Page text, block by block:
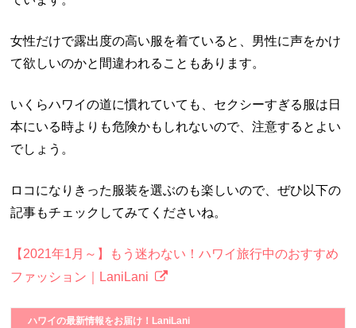
女性だけで露出度の高い服を着ていると、男性に声をかけ
て欲しいのかと間違われることもあります。
いくらハワイの道に慣れていても、セクシーすぎる服は日
本にいる時よりも危険かもしれないので、注意するとよい
でしょう。
ロコになりきった服装を選ぶのも楽しいので、ぜひ以下の
記事もチェックしてみてくださいね。
【2021年1月～】もう迷わない！ハワイ旅行中のおすすめ
ファッション｜LaniLani
ハワイの最新情報をお届け！LaniLani